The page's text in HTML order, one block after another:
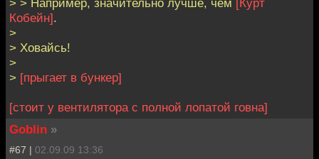
> > Например, значительно лучше, чем [Курт
Кобейн].
>
> Ховайсь!
>
> [прыгает в бункер]
[стоит у вентилятора с полной лопатой говна]
Goblin »
#67 | 02.09.09 13:36